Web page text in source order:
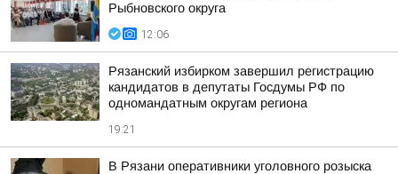
Рыбновского округа
12:06
Рязанский избирком завершил регистрацию
кандидатов в депутаты Госдумы РФ по
одномандатным округам региона
19:21
В Рязани оперативники уголовного розыска